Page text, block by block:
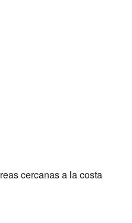
cercanas a la costa